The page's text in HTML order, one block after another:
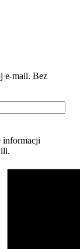
e-mail. Bez
informacji